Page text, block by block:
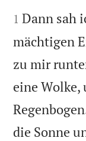


1 Dann sah
mächtigen
zu mir
eine Wolke,
die Sonne